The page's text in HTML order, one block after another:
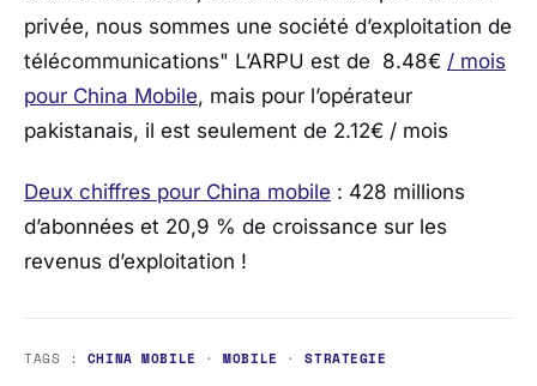
privée, nous sommes une société d’exploitation de
télécommunications" L’ARPU est de 8.48€ / mois
pour China Mobile, mais pour l’opérateur
pakistanais, il est seulement de 2.12€ / mois
Deux chiffres pour China mobile : 428 millions
d’abonnées et 20,9 % de croissance sur les
revenus d’exploitation !
TAGS : CHINA MOBILE ·MOBILE ·STRATEGIE